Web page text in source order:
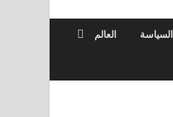
السياسة العالم